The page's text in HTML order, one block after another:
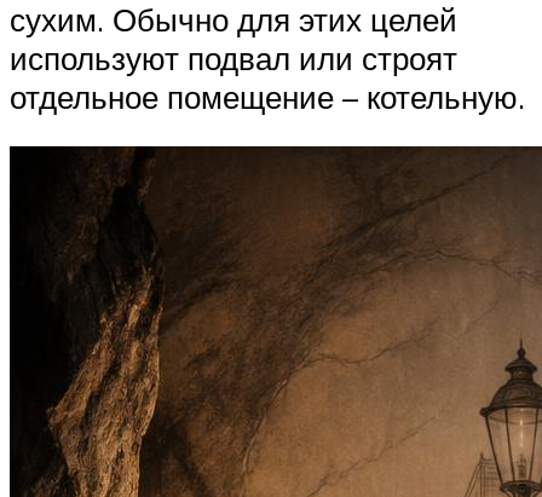
сухим. Обычно для этих целей
используют подвал или строят
отдельное помещение – котельную.